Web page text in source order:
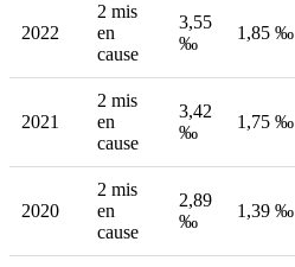
2022
2 mis
en
cause
3,55
‰
1,85 ‰
2021
2 mis
en
cause
3,42
‰
1,75 ‰
2020
2 mis
en
cause
2,89
‰
1,39 ‰